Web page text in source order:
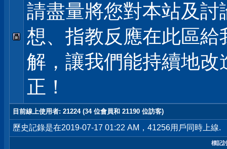
請盡量將您對本站及討
想、指教反應在此區給
解，讓我們能持續地改
正！
目前線上使用者: 21224 (34 位會員和 21190 位訪客)
歷史記錄是在2019-07-17 01:22 AM，41256用戶同時上線.
標記